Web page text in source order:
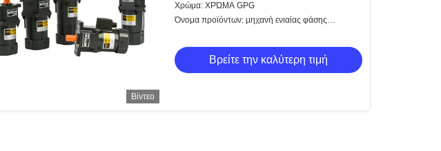
Βίντεο
Χρώμα: ΧΡΏΜΑ GPG
Όνομα προϊόντων: μηχανή ενιαίας φάσης
Βρείτε την καλύτερη τιμή